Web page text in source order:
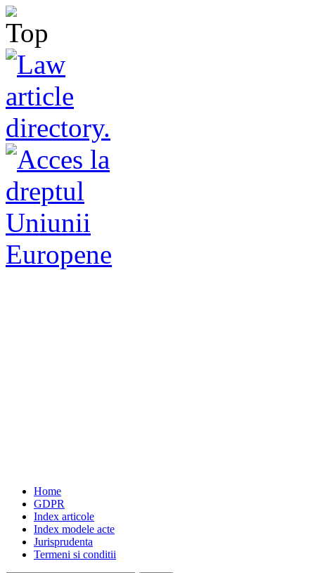
Home
GDPR
Index articole
Index modele acte
Jurisprudenta
Termeni si conditii